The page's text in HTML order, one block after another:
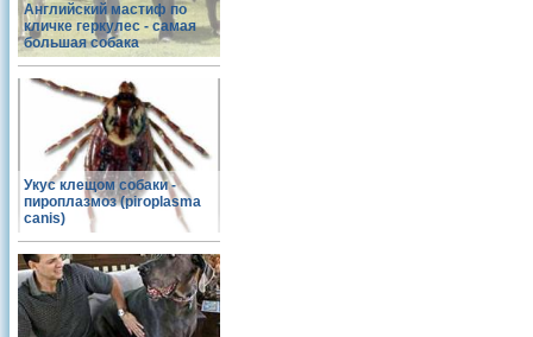
Английский мастиф по
кличке геркулес - самая
большая собака
Укус клещом собаки -
пироплазмоз (piroplasma
canis)